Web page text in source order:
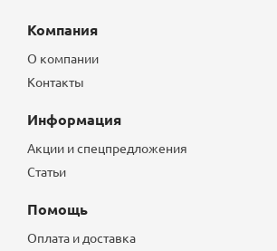
Компания
О компании
Контакты
Информация
Акции и спецпредложения
Статьи
Помощь
Оплата и доставка